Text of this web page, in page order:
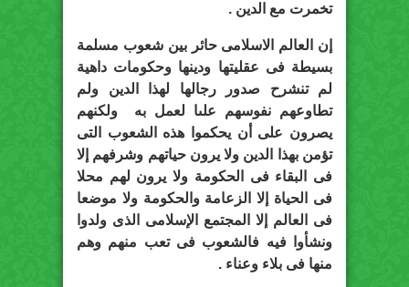
تخمرت مع الدين .
إن العالم الاسلامى حائر بين شعوب مسلمة
بسيطة فى عقليتها ودينها وحكومات داهية
لم تنشرح صدور رجالها لهذا الدين ولم
تطاوعهم نفوسهم علىا لعمل به ولكنهم
يصرون على أن يحكموا هذه الشعوب التى
تؤمن بهذا الدين ولا يرون حياتهم وشرفهم إلا
فى البقاء فى الحكومة ولا يرون لهم محلا
فى الحياة إلا الزعامة والحكومة ولا موضعا
فى العالم إلا المجتمع الإسلامى الذى ولدوا
ونشأوا فيه فالشعوب فى تعب منهم وهم
منها فى بلاء وعناء .